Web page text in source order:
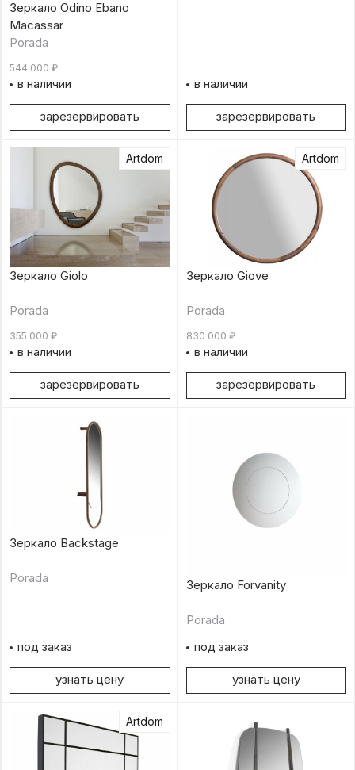
Зеркало Odino Ebano
Macassar
Porada
544 000 ₽
в наличии
зарезервировать
в наличии
зарезервировать
Artdom
Зеркало Giolo
Porada
355 000 ₽
в наличии
зарезервировать
Artdom
Зеркало Giove
Porada
830 000 ₽
в наличии
зарезервировать
Зеркало Backstage
Porada
под заказ
узнать цену
Зеркало Forvanity
Porada
под заказ
узнать цену
Artdom